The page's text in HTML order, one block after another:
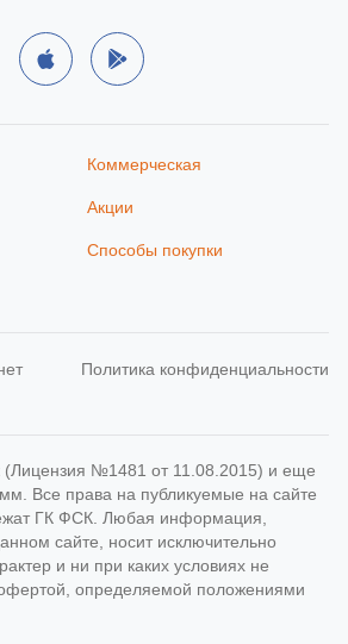
Коммерческая
Акции
Способы покупки
Политика конфиденциальности
(Лицензия №1481 от 11.08.2015) и еще
Все права на публикуемые на сайте
ГК ФСК. Любая информация,
сайте, носит исключительно
и ни при каких условиях не
определяемой положениями